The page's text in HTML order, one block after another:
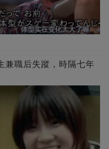
兼職后失蹤，時隔七年